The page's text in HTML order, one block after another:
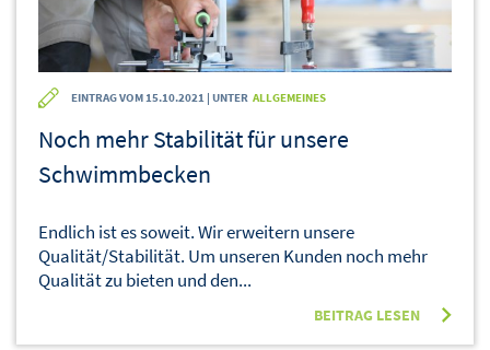
EINTRAG VOM 15.10.2021 | UNTER ALLGEMEINES
Noch mehr Stabilität für unsere
Schwimmbecken
Endlich ist es soweit. Wir erweitern unsere
Qualität/Stabilität. Um unseren Kunden noch mehr
Qualität zu bieten und den...
BEITRAG LESEN